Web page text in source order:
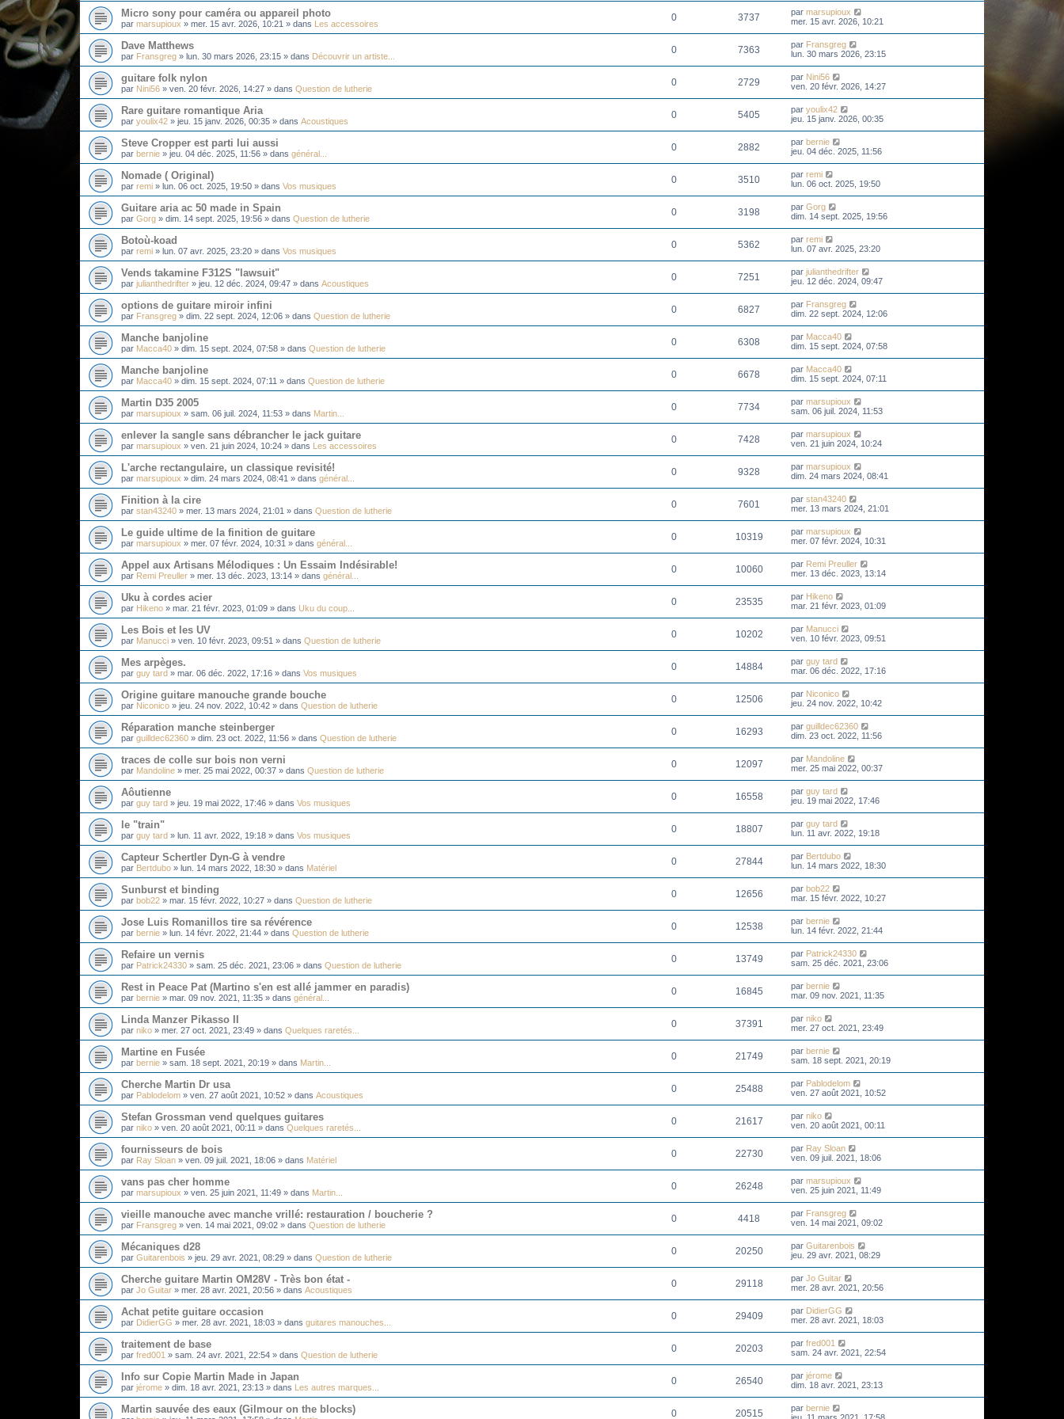
Micro sony pour caméra ou appareil photo
par marsupioux » mer. 15 avr. 2026, 10:21 » dans Les accessoires
0 3737 par marsupioux
mer. 15 avr. 2026, 10:21
Dave Matthews
par Fransgreg » lun. 30 mars 2026, 23:15 » dans Découvrir un artiste...
0 7363 par Fransgreg
lun. 30 mars 2026, 23:15
guitare folk nylon
par Nini56 » ven. 20 févr. 2026, 14:27 » dans Question de lutherie
0 2729 par Nini56
ven. 20 févr. 2026, 14:27
Rare guitare romantique Aria
par youlix42 » jeu. 15 janv. 2026, 00:35 » dans Acoustiques
0 5405 par youlix42
jeu. 15 janv. 2026, 00:35
Steve Cropper est parti lui aussi
par bernie » jeu. 04 déc. 2025, 11:56 » dans général...
0 2882 par bernie
jeu. 04 déc. 2025, 11:56
Nomade ( Original)
par remi » lun. 06 oct. 2025, 19:50 » dans Vos musiques
0 3510 par remi
lun. 06 oct. 2025, 19:50
Guitare aria ac 50 made in Spain
par Gorg » dim. 14 sept. 2025, 19:56 » dans Question de lutherie
0 3198 par Gorg
dim. 14 sept. 2025, 19:56
Botoù-koad
par remi » lun. 07 avr. 2025, 23:20 » dans Vos musiques
0 5362 par remi
lun. 07 avr. 2025, 23:20
Vends takamine F312S "lawsuit"
par julianthedrifter » jeu. 12 déc. 2024, 09:47 » dans Acoustiques
0 7251 par julianthedrifter
jeu. 12 déc. 2024, 09:47
options de guitare miroir infini
par Fransgreg » dim. 22 sept. 2024, 12:06 » dans Question de lutherie
0 6827 par Fransgreg
dim. 22 sept. 2024, 12:06
Manche banjoline
par Macca40 » dim. 15 sept. 2024, 07:58 » dans Question de lutherie
0 6308 par Macca40
dim. 15 sept. 2024, 07:58
Manche banjoline
par Macca40 » dim. 15 sept. 2024, 07:11 » dans Question de lutherie
0 6678 par Macca40
dim. 15 sept. 2024, 07:11
Martin D35 2005
par marsupioux » sam. 06 juil. 2024, 11:53 » dans Martin...
0 7734 par marsupioux
sam. 06 juil. 2024, 11:53
enlever la sangle sans débrancher le jack guitare
par marsupioux » ven. 21 juin 2024, 10:24 » dans Les accessoires
0 7428 par marsupioux
ven. 21 juin 2024, 10:24
L'arche rectangulaire, un classique revisité!
par marsupioux » dim. 24 mars 2024, 08:41 » dans général...
0 9328 par marsupioux
dim. 24 mars 2024, 08:41
Finition à la cire
par stan43240 » mer. 13 mars 2024, 21:01 » dans Question de lutherie
0 7601 par stan43240
mer. 13 mars 2024, 21:01
Le guide ultime de la finition de guitare
par marsupioux » mer. 07 févr. 2024, 10:31 » dans général...
0 10319 par marsupioux
mer. 07 févr. 2024, 10:31
Appel aux Artisans Mélodiques : Un Essaim Indésirable!
par Remi Preuller » mer. 13 déc. 2023, 13:14 » dans général...
0 10060 par Remi Preuller
mer. 13 déc. 2023, 13:14
Uku à cordes acier
par Hikeno » mar. 21 févr. 2023, 01:09 » dans Uku du coup...
0 23535 par Hikeno
mar. 21 févr. 2023, 01:09
Les Bois et les UV
par Manucci » ven. 10 févr. 2023, 09:51 » dans Question de lutherie
0 10202 par Manucci
ven. 10 févr. 2023, 09:51
Mes arpèges.
par guy tard » mar. 06 déc. 2022, 17:16 » dans Vos musiques
0 14884 par guy tard
mar. 06 déc. 2022, 17:16
Origine guitare manouche grande bouche
par Niconico » jeu. 24 nov. 2022, 10:42 » dans Question de lutherie
0 12506 par Niconico
jeu. 24 nov. 2022, 10:42
Réparation manche steinberger
par guilldec62360 » dim. 23 oct. 2022, 11:56 » dans Question de lutherie
0 16293 par guilldec62360
dim. 23 oct. 2022, 11:56
traces de colle sur bois non verni
par Mandoline » mer. 25 mai 2022, 00:37 » dans Question de lutherie
0 12097 par Mandoline
mer. 25 mai 2022, 00:37
Aôutienne
par guy tard » jeu. 19 mai 2022, 17:46 » dans Vos musiques
0 16558 par guy tard
jeu. 19 mai 2022, 17:46
le "train"
par guy tard » lun. 11 avr. 2022, 19:18 » dans Vos musiques
0 18807 par guy tard
lun. 11 avr. 2022, 19:18
Capteur Schertler Dyn-G à vendre
par Bertdubo » lun. 14 mars 2022, 18:30 » dans Matériel
0 27844 par Bertdubo
lun. 14 mars 2022, 18:30
Sunburst et binding
par bob22 » mar. 15 févr. 2022, 10:27 » dans Question de lutherie
0 12656 par bob22
mar. 15 févr. 2022, 10:27
Jose Luis Romanillos tire sa révérence
par bernie » lun. 14 févr. 2022, 21:44 » dans Question de lutherie
0 12538 par bernie
lun. 14 févr. 2022, 21:44
Refaire un vernis
par Patrick24330 » sam. 25 déc. 2021, 23:06 » dans Question de lutherie
0 13749 par Patrick24330
sam. 25 déc. 2021, 23:06
Rest in Peace Pat (Martino s'en est allé jammer en paradis)
par bernie » mar. 09 nov. 2021, 11:35 » dans général...
0 16845 par bernie
mar. 09 nov. 2021, 11:35
Linda Manzer Pikasso II
par niko » mer. 27 oct. 2021, 23:49 » dans Quelques raretés...
0 37391 par niko
mer. 27 oct. 2021, 23:49
Martine en Fusée
par bernie » sam. 18 sept. 2021, 20:19 » dans Martin...
0 21749 par bernie
sam. 18 sept. 2021, 20:19
Cherche Martin Dr usa
par Pablodelom » ven. 27 août 2021, 10:52 » dans Acoustiques
0 25488 par Pablodelom
ven. 27 août 2021, 10:52
Stefan Grossman vend quelques guitares
par niko » ven. 20 août 2021, 00:11 » dans Quelques raretés...
0 21617 par niko
ven. 20 août 2021, 00:11
fournisseurs de bois
par Ray Sloan » ven. 09 juil. 2021, 18:06 » dans Matériel
0 22730 par Ray Sloan
ven. 09 juil. 2021, 18:06
vans pas cher homme
par marsupioux » ven. 25 juin 2021, 11:49 » dans Martin...
0 26248 par marsupioux
ven. 25 juin 2021, 11:49
vieille manouche avec manche vrillé: restauration / boucherie ?
par Fransgreg » ven. 14 mai 2021, 09:02 » dans Question de lutherie
0 4418 par Fransgreg
ven. 14 mai 2021, 09:02
Mécaniques d28
par Guitarenbois » jeu. 29 avr. 2021, 08:29 » dans Question de lutherie
0 20250 par Guitarenbois
jeu. 29 avr. 2021, 08:29
Cherche guitare Martin OM28V - Très bon état -
par Jo Guitar » mer. 28 avr. 2021, 20:56 » dans Acoustiques
0 29118 par Jo Guitar
mer. 28 avr. 2021, 20:56
Achat petite guitare occasion
par DidierGG » mer. 28 avr. 2021, 18:03 » dans guitares manouches...
0 29409 par DidierGG
mer. 28 avr. 2021, 18:03
traitement de base
par fred001 » sam. 24 avr. 2021, 22:54 » dans Question de lutherie
0 20203 par fred001
sam. 24 avr. 2021, 22:54
Info sur Copie Martin Made in Japan
par jérome » dim. 18 avr. 2021, 23:13 » dans Les autres marques...
0 26540 par jérome
dim. 18 avr. 2021, 23:13
Martin sauvée des eaux (Gilmour on the blocks) 0 20515 par bernie
jeu. 11 mars 2021, 17:58